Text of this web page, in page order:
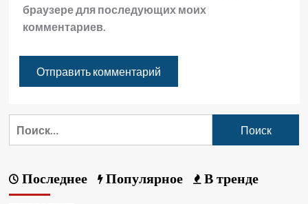
браузере для последующих моих
комментариев.
Последнее Популярное В тренде